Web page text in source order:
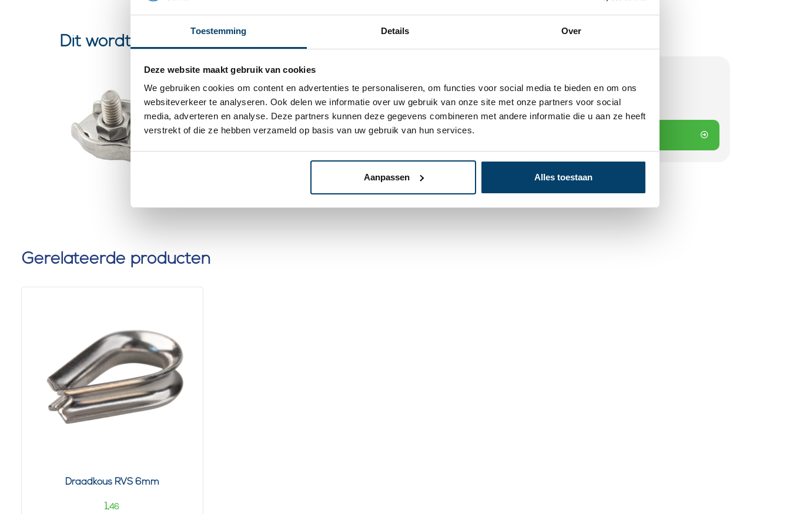
Toestemming Details Over
Deze website maakt gebruik van cookies
We gebruiken cookies om content en advertenties te personaliseren, om functies voor social media te bieden en om ons
websiteverkeer te analyseren. Ook delen we informatie over uw gebruik van onze site met onze partners voor social
media, adverteren en analyse. Deze partners kunnen deze gegevens combineren met andere informatie die u aan ze heeft
verstrekt of die ze hebben verzameld op basis van uw gebruik van hun services.
Aanpassen Alles toestaan
Dit wordt ‘m
Staaldraadklem
roestvaststaal 6 mm
roestvaststaal Simplex
0 klantbeoordelingen
1,62 Op voorraad
Op werkdagen voor 15:00 besteld? Direct verstuurd!
Gerelateerde producten
Draadkous RVS 6mm
1,46